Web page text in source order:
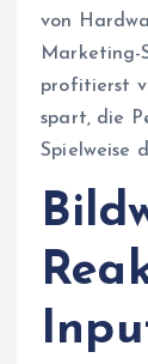
von
Marketing-
profitierst
spart, die
Spielweise